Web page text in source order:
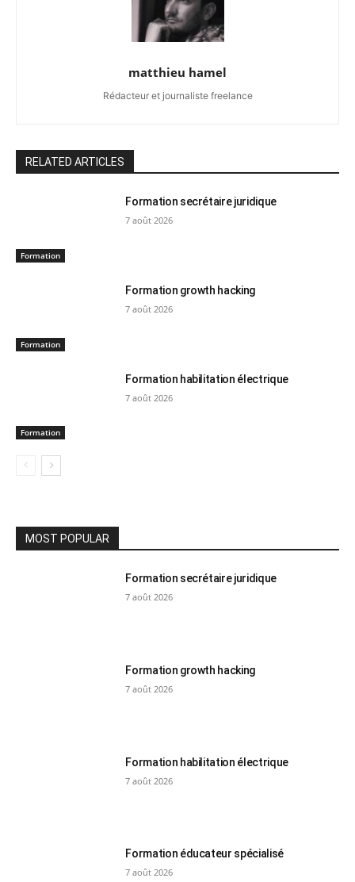
matthieu hamel
Rédacteur et journaliste freelance
RELATED ARTICLES
Formation
Formation secrétaire juridique
7 août 2026
Formation
Formation growth hacking
7 août 2026
Formation
Formation habilitation électrique
7 août 2026
MOST POPULAR
Formation secrétaire juridique
7 août 2026
Formation growth hacking
7 août 2026
Formation habilitation électrique
7 août 2026
Formation éducateur spécialisé
7 août 2026